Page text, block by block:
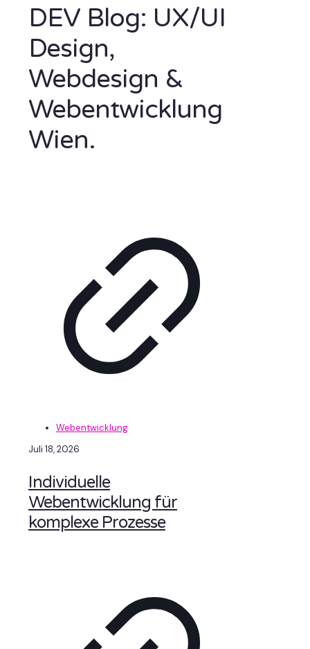
DEV Blog: UX/UI
Design,
Webdesign &
Webentwicklung
Wien.
Webentwicklung
Juli 18, 2026
Individuelle
Webentwicklung für
komplexe Prozesse